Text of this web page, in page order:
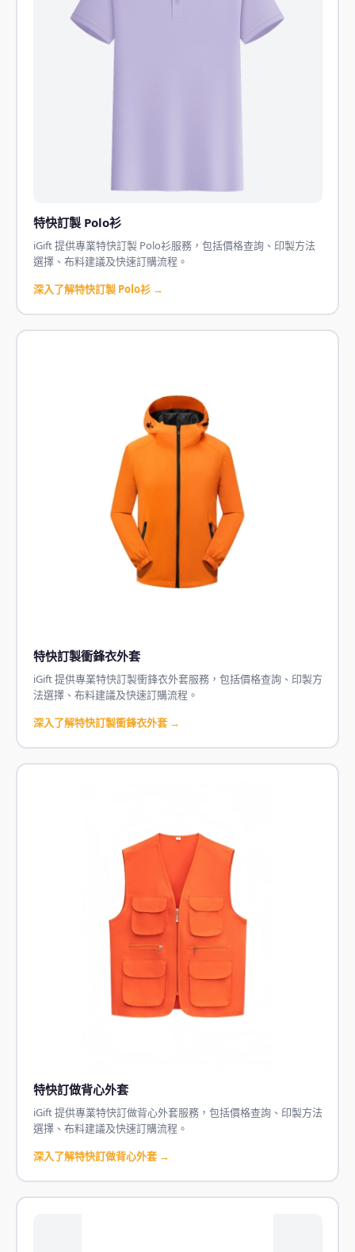
特快訂製 Polo衫
iGift 提供專業特快訂製 Polo衫服務，包括價格查詢、印製方法
選擇、布料建議及快速訂購流程。
深入了解特快訂製 Polo衫 →
特快訂製衝鋒衣外套
iGift 提供專業特快訂製衝鋒衣外套服務，包括價格查詢、印製方
法選擇、布料建議及快速訂購流程。
深入了解特快訂製衝鋒衣外套 →
特快訂做背心外套
iGift 提供專業特快訂做背心外套服務，包括價格查詢、印製方法
選擇、布料建議及快速訂購流程。
深入了解特快訂做背心外套 →